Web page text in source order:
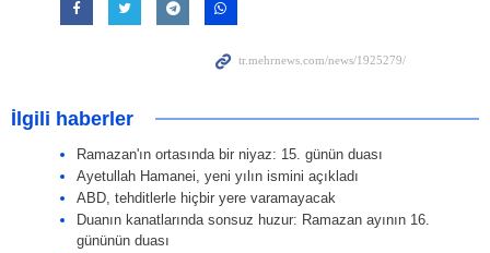
İlgili haberler
Ramazan'ın ortasında bir niyaz: 15. günün duası
Ayetullah Hamanei, yeni yılın ismini açıkladı
ABD, tehditlerle hiçbir yere varamayacak
Duanın kanatlarında sonsuz huzur: Ramazan ayının 16.
gününün duası